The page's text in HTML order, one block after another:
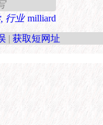
行业 milliard
| 获取短网址